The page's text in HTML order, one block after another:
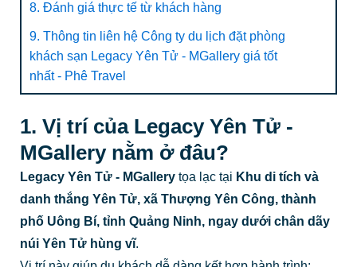
8. Đánh giá thực tế từ khách hàng
9. Thông tin liên hệ Công ty du lịch đặt phòng
khách sạn Legacy Yên Tử - MGallery giá tốt
nhất - Phê Travel
1. Vị trí của Legacy Yên Tử -
MGallery nằm ở đâu?
Legacy Yên Tử - MGallerytọa lạc tại Khu di tích và
danh thắng Yên Tử, xã Thượng Yên Công, thành
phố Uông Bí, tỉnh Quảng Ninh, ngay dưới chân dãy
núi Yên Tử hùng vĩ.